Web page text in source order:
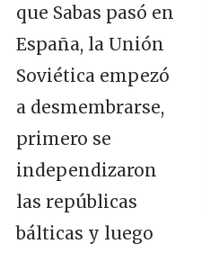
que Sabas pasó en
España, la Unión
Soviética empezó
a desmembrarse,
primero se
independizaron
las repúblicas
bálticas y luego